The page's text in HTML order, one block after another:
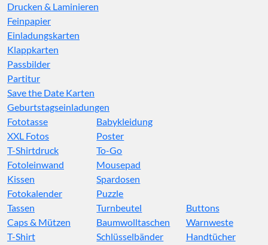
Drucken & Laminieren
Feinpapier
Einladungskarten
Klappkarten
Passbilder
Partitur
Save the Date Karten
Geburtstagseinladungen
Fototasse
XXL Fotos
T-Shirtdruck
Fotoleinwand
Kissen
Fotokalender
Babykleidung
Poster
To-Go
Mousepad
Spardosen
Puzzle
Tassen
Caps & Mützen
T-Shirt
Turnbeutel
Baumwolltaschen
Schlüsselbänder
Buttons
Warnweste
Handtücher